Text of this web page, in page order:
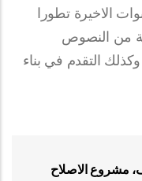
الاخيرة تطورا
من النصوص
وكذلك التقدم في بناء
مشروع الاصلاح